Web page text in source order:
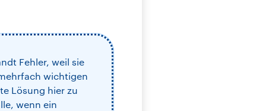
Fehler, weil sie
wichtigen
Lösung hier zu
wenn ein